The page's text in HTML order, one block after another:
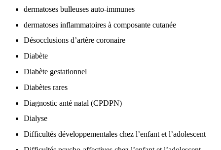
dermatoses bulleuses auto-immunes
dermatoses inflammatoires à composante cutanée
Désocclusions d’artère coronaire
Diabète
Diabète gestationnel
Diabètes rares
Diagnostic anté natal (CPDPN)
Dialyse
Difficultés développementales chez l’enfant et l’adolescent